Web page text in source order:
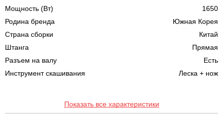
Мощность (Вт)
1650
Родина бренда
Южная Корея
Страна сборки
Китай
Штанга
Прямая
Разъем на валу
Есть
Инструмент скашивания
Леска + нож
Показать все характеристики